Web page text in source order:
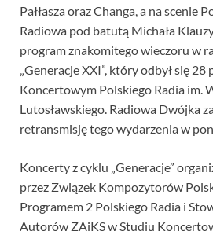
Pałłasza oraz Changa, a na scenie
Radiowa pod batutą Michała
program znakomitego wieczoru w
„Generacje XXI”, który odbył się
Koncertowym Polskiego Radia im.
Lutosławskiego. Radiowa Dwójka
retransmisję tego wydarzenia w
Koncerty z cyklu „Generacje”
przez Związek Kompozytorów
Programem 2 Polskiego Radia i
Autorów ZAiKS w Studiu